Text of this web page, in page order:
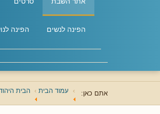
הפינה לנשים הפינה
אתם כאן: עמוד הבית הבית